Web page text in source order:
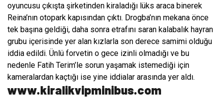
oyuncusu çıkışta şirketinden kiraladığı lüks araca binerek
Reina’nın otopark kapısından çıktı. Drogba’nın mekana önce
tek başına geldiği, daha sonra etrafını saran kalabalık hayran
grubu içerisinde yer alan kızlarla son derece samimi olduğu
iddia edildi. Ünlü forvetin o gece izinli olmadığı ve bu
nedenle Fatih Terim’le sorun yaşamak istemediği için
kameralardan kaçtığı ise yine iddialar arasında yer aldı.
www.kiralikvipminibus.com